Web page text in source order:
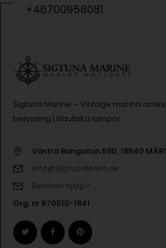
+46700958081
Sigtuna Marine – Vintage marina
belysning | Nautiska lampor
Västra Bangatan 59D, 19540
info@SigtunaMarin.se
Behöver hjälp?
Org. nr 870510-1841